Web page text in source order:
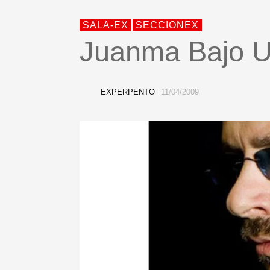
SALA-EX SECCIONEX
Juanma Bajo
EXPERPENTO 11/04/2009